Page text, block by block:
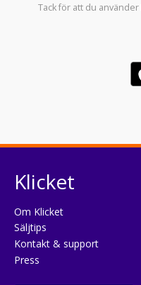
Tack för att du använder
Klicket
Om Klicket
Säljtips
Kontakt & support
Press